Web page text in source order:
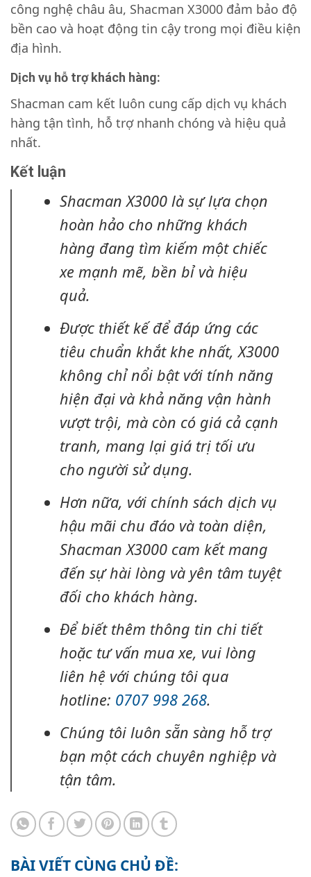
công nghệ châu âu, Shacman X3000 đảm bảo độ
bền cao và hoạt động tin cậy trong mọi điều kiện
địa hình.
Dịch vụ hỗ trợ khách hàng:
Shacman cam kết luôn cung cấp dịch vụ khách
hàng tận tình, hỗ trợ nhanh chóng và hiệu quả
nhất.
Kết luận
Shacman X3000 là sự lựa chọn
hoàn hảo cho những khách
hàng đang tìm kiếm một chiếc
xe mạnh mẽ, bền bỉ và hiệu
quả.
Được thiết kế để đáp ứng các
tiêu chuẩn khắt khe nhất, X3000
không chỉ nổi bật với tính năng
hiện đại và khả năng vận hành
vượt trội, mà còn có giá cả cạnh
tranh, mang lại giá trị tối ưu
cho người sử dụng.
Hơn nữa, với chính sách dịch vụ
hậu mãi chu đáo và toàn diện,
Shacman X3000 cam kết mang
đến sự hài lòng và yên tâm tuyệt
đối cho khách hàng.
Để biết thêm thông tin chi tiết
hoặc tư vấn mua xe, vui lòng
liên hệ với chúng tôi qua
hotline: 0707 998 268.
Chúng tôi luôn sẵn sàng hỗ trợ
bạn một cách chuyên nghiệp và
tận tâm.
BÀI VIẾT CÙNG CHỦ ĐỀ: